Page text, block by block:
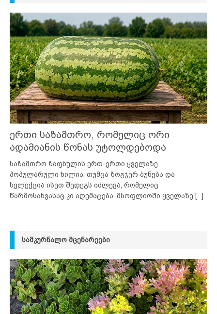
ერთი საზამთრო, რომელიც ორი
ადამიანის წონას უტოლდებოდა
საზამთრო ზაფხულის ერთ-ერთი ყველაზე
პოპულარული ხილია, თუმცა ზოგჯერ ბუნება და
სელექცია ისეთ შედეგს იძლევა, რომელიც
წარმოსახვასაც კი აღემატება. მსოფლიოში ყველაზე [...]
ᲡᲐᲛᲙᲣᲠᲜᲐᲚᲝ ᲛᲪᲔᲜᲐᲠᲔᲔᲑᲘ